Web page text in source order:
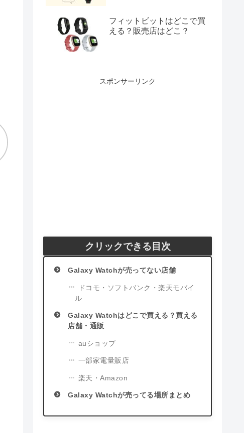
フィットビットはどこで買
える？販売店はどこ？
スポンサーリンク
クリックできる目次
Galaxy Watchが売ってない店舗
ドコモ・ソフトバンク・楽天モバイ
ル
Galaxy Watchはどこで買える？買える
店舗・通販
auショップ
一部家電量販店
楽天・Amazon
Galaxy Watchが売ってる場所まとめ